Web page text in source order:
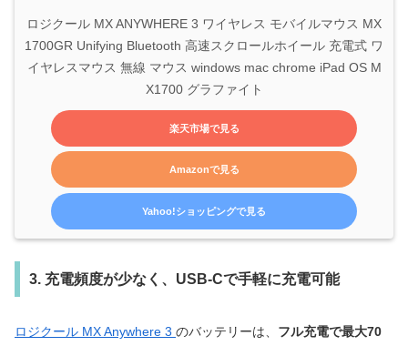
ロジクール MX ANYWHERE 3 ワイヤレス モバイルマウス MX
1700GR Unifying Bluetooth 高速スクロールホイール 充電式 ワ
イヤレスマウス 無線 マウス windows mac chrome iPad OS M
X1700 グラファイト
楽天市場で見る
Amazonで見る
Yahoo!ショッピングで見る
3. 充電頻度が少なく、USB-Cで手軽に充電可能
ロジクール MX Anywhere 3 のバッテリーは、 フル充電で最大70